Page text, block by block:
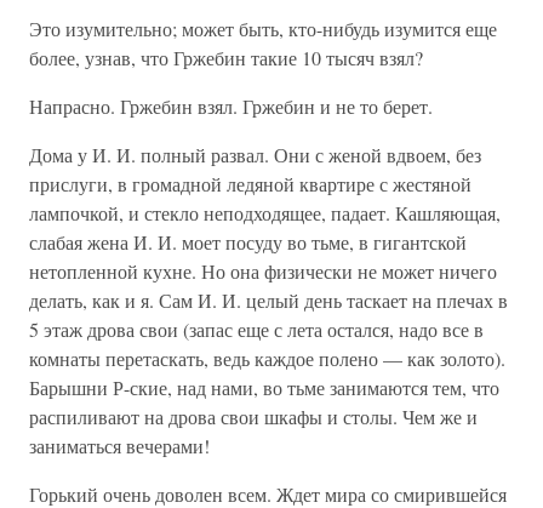
Это изумительно; может быть, кто-нибудь изумится еще
более, узнав, что Гржебин такие 10 тысяч взял?
Напрасно. Гржебин взял. Гржебин и не то берет.
Дома у И. И. полный развал. Они с женой вдвоем, без
прислуги, в громадной ледяной квартире с жестяной
лампочкой, и стекло неподходящее, падает. Кашляющая,
слабая жена И. И. моет посуду во тьме, в гигантской
нетопленной кухне. Но она физически не может ничего
делать, как и я. Сам И. И. целый день таскает на плечах в
5 этаж дрова свои (запас еще с лета остался, надо все в
комнаты перетаскать, ведь каждое полено — как золото).
Барышни Р-ские, над нами, во тьме занимаются тем, что
распиливают на дрова свои шкафы и столы. Чем же и
заниматься вечерами!
Горький очень доволен всем. Ждет мира со смирившейся